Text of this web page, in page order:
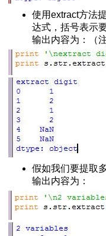
化数据
使用extract方法
达式，括号表示
输出内容为：（
假如我们要提取
输出内容为：